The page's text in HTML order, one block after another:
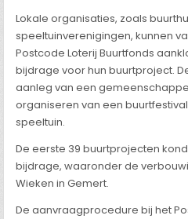
Lokale organisaties, zoals
speeltuinverenigingen, kunnen
Postcode Loterij Buurtfonds
bijdrage voor hun buurtproject.
aanleg van een
organiseren van een
speeltuin.
De eerste 39 buurtprojecten
bijdrage, waaronder de
Wieken in Gemert.
De aanvraagprocedure bij het